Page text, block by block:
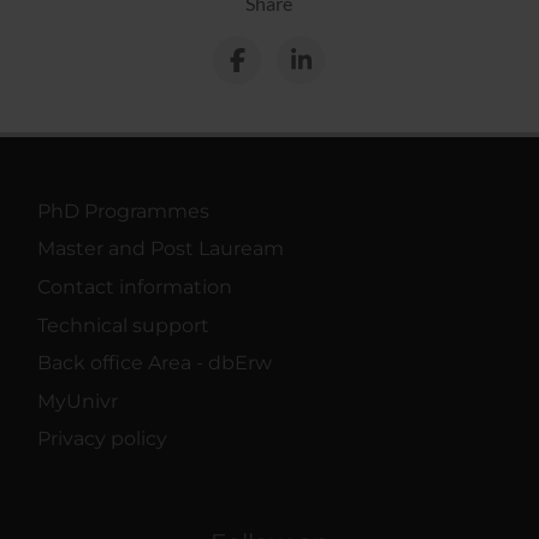
PhD Programmes
Master and Post Lauream
Contact information
Technical support
Back office Area - dbErw
MyUnivr
Privacy policy